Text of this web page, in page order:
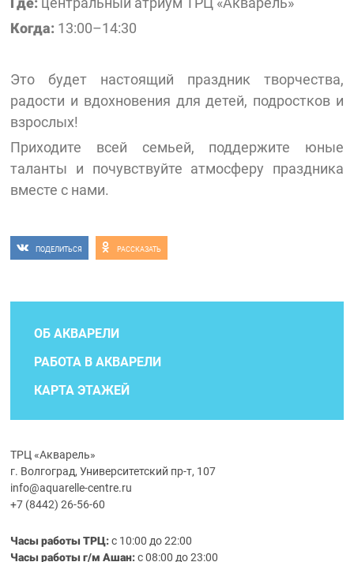
Когда: 13:00–14:30
Это будет настоящий праздник творчества,
радости и вдохновения для детей, подростков и
взрослых!
Приходите всей семьей, поддержите юные
таланты и почувствуйте атмосферу праздника
вместе с нами.
ПОДЕЛИТЬСЯ РАССКАЗАТЬ
ОБ АКВАРЕЛИ
РАБОТА В АКВАРЕЛИ
КАРТА ЭТАЖЕЙ
ТРЦ «Акварель»
г. Волгоград, Университетский пр-т, 107
info@aquarelle-centre.ru
+7 (8442) 26-56-60
Часы работы ТРЦ:с 10:00 до 22:00
Часы работы г/м Ашан:с 08:00 до 23:00